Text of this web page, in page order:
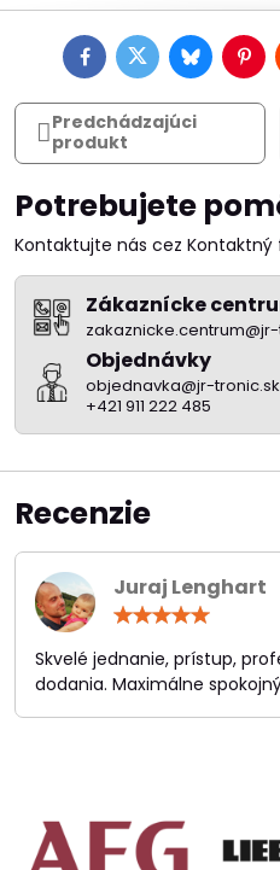
FacebookTwitterBluesky
Predchádzajúci
produkt
Potrebujete
Kontaktujte nás cez
Zákaznícke
Objednávky
objednavka@jr-tronic.sk
+421 911 222 485
Recenzie
Juraj Lenghart
/
5
Skvelé jednanie, prístup,
dodania. Maximálne